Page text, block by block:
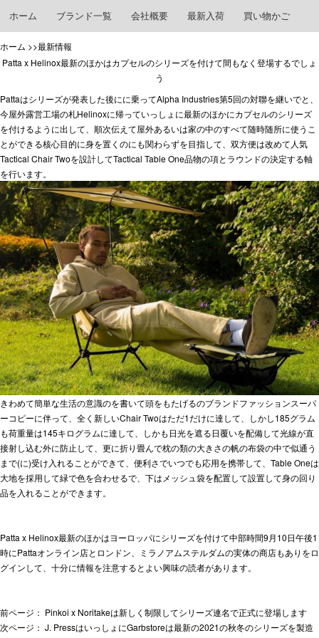
ホーム ブランド一覧 会社概要 最新入荷 買い物かご
ホーム >>最新情報
Patta x Helinox最新のほかはカプセルのシリーズを付けて間もなく登場するでしょ
う
Pattaはシリーズが発表した後にに乗ってAlpha Industries第5回の対聯を継いでと、
今屋外露営工場の札Helinoxに帰っていっしょに最新のほかにカプセルのシリーズ
を付けるように出して、順次伝えて屋外あるいは家の中のすべて随時随所に使うこ
とができる核心目的に身を置くのにも関わらずを目指して、双方便は改めて人気
Tactical Chair Twoを設計してTactical Table One品物の項とラウンドの決定する軸
を行います。
きわめて簡単な生活の意識のを書いて頭をもたげるのブランドファッションスーパ
ーコピーに伴って、全く新しいChair Twoはただ1だけに達して、しかし185グラム
も荷重量は145キログラムに達して、しかも日光を遮る日覆いを配備して光線が直
接射し込む外に防止して、更に折り畳んで枕の類の大きさの帆の布袋の中で似通う
まで(に)受け入れることができて、便利さでいつでも応用を携帯して、Table Oneは
大地を採用して緑で色を合わせるで、下はメッシュ袋を配置して設置して身の回り
品を入れることができます。
Patta x Helinox最新のほかはヨーロッパにシリーズを付けて中部時間9月10日午後1
時にPattaオンライン店とロンドン、ミラノアムステルダムの実体の商店もありをロ
グインして、十分に情報を注意するとよい興味の読者があります。
前ページ： Pinkoi x Noritakeは新しく制限してシリーズ連名で正式に登場します
次ページ： J. PressはいっしょにGarbstoreは最新の2021の秋冬のシリーズを製造